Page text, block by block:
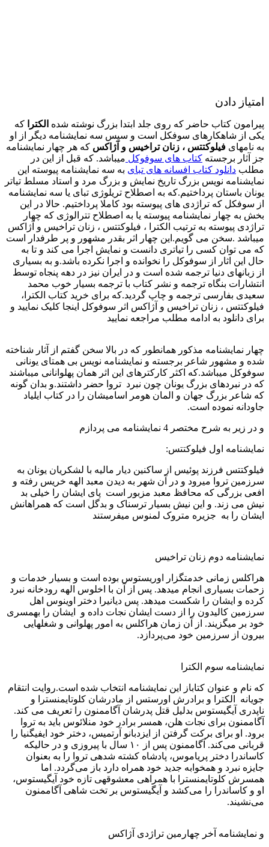
امتیاز دادن
پیرامون کتاب حاضر که روی جلد ابتدا بزرگ نوشته شده الکترا
که
یکی از شاهکارهای سوفکل است و سپس سه نمایشنامه دیگر از او
به نامهای فیلوکتتس ، زنان تراخیس و آژاکس که هر چهار نمایشنامه
جز آثار برجسته کتاب های سوفوکل میباشد. که قبل از این در
مطلب دانلود کتاب افسانه های تبای به سه نمایشنامه پیوسته این
نمایشنامه نویس بزرگ تاریخ نمایش و بزرگ مرد و استاد مسلط تیاتر
یونان باستان پرداختیم.که به اصطلاح تریلوژی تبای یا سه نمایشنامه
از سوفکل که تراژدی های پیوسته بود کاملا پرداختیم. حالا در این
بخش به چهار نمایشنامه پیوسته یا به اصطلاح تترالوژی که چهار
تراژدی پیوسته به ترتیب الکترا ، فیلوکتتس ، زنان تراخیس و آژاکس
میباشد .سخن می گویم.این چهار اثر بقدر مشهور و پر طرفدار است
که می توان کسی را تیاتری دانست و نمایش اجرا می کند و تا به
حال این اثار از سوفوکل را نخوانده و اجرا نکرده باشد.و به بسیاری
از زبانهای دنیا ترجمه شده است و در ایران نیز در دهه پنجاه توسط
انتشارات بنگاه ترجمه و نشر کتاب با ترجمه بسیار خوب محمد
سعیدی بفارسی ترجمه و چاپ گردید.که برای خرید کتاب الکترا،
فیلوکتتس ، زنان تراخیس و آژاکس اثر سوفوکل اینجا کلیک نمایید و
برای دانلود به ادامه مطلب مراجعه نمایید
چهار نمایشنامه مذکور همانطور که در بالا سخن گفتم از آثار شناخته
شده و مشهور شاعر برجسته و نمایشنامه نویس بی همتای یونانی
سوفوكل میباشد.که اکثر کارکترهای این اثر همان پهلوانانی میباشند
که در نبردهای بزرگ یونان چون نبرد تروا حضر داشتند.و بدان گونه
که شاعر بزرگ جهان و المان هومر اسامیشان را در کتاب ایلیاد
جاودانه نموده است.
و در زیر به شرح مختصر 4 نمایشنامه می پردازم
نمایشنامه اول فیلوکتتس:
فیلوکتتس فرزند پوئیس از ساکنین دیار مالیه با لشکریان یونان به
سرزمین تروا میرود و در آن شهر به دیدن معبد الهه خریس رفته و
افعی بزرگی که محافظ معبد مزبور است پای ایشان را خیلی بد
نیش می زند. و این نیش بسیار ترسناک و بدگل است که همراهانش
ایشان را به جزیره متروک لمنوس میفرستند
نمایشنامه دوم زنان تراخیس
هراکلس زمانی خدمتگزار اوریستوس بوده است و بسیار خدمات و
زحمات بسیاری انجام میدهد. پس از آن با اخلوس الهه رودخانه نبرد
کرده و ایشان را شکست میدهد. پس دیانیرا دختر اوینوس اهل
سرزمین کالیدون را از دست ایشان نجات داده و ایشان را بهمسری
خود بر میگزیند. از آن زمان هراکلس به امور پهلوانی و شغلهایی
بیرون از سرزمین خود می‌پردازد.
نمایشنامه سوم الکترا
که نام و عنوان کتاباز این نمایشنامه انتخاب شده است.روایت انتقام
جویانه الکترا و برادرش اورستس از مادرشان کلوتایمنسترا و
ناپدری آیگیستوس بدلیل قتل پدرشان آگاممنون را تعریف می کند.
آگاممنون برای نجات هلن، همسر برادر خود منلائوس باید به تروا
برود. او برای برکت گرفتن از ایزدبانو آرتمیس، دختر خود ایفیگنیا را
قربانی می‌کند. آگاممنون پس از ۱۰ سال با پیروزی و در حالیکه
کاساندرا دختر پریاموس، پادشاه کشته شده‎ی تروا را به بعنوان
جایزه نبرد و همخوابه جدید خود همراه دارد باز می‌گردد. اما
همسرش کلوتایمنسترا با همراهی معشوقه‎ی تازه خود آیگیستوس،
او و کاساندرا را می‌کشد و آیگیستوس بر تخت شاهی آگاممنون
می‌نشیند.
و نمایشنامه آخر چهارمین تراژدی آژاکس